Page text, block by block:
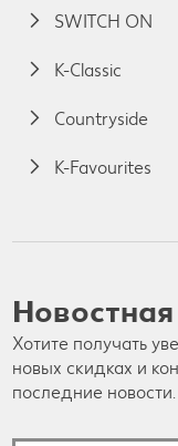
SWITCH ON
K-Classic
Countryside
K-Favourites
Хотите получать
новых скидках и
последние новости.